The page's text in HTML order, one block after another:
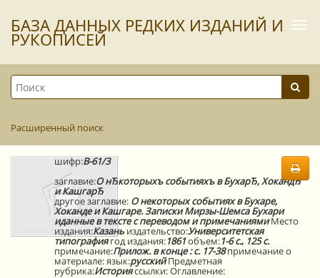
БАЗА ДАННЫХ РЕДКИХ ИЗДАНИЙ И
РУКОПИСЕЙ
Расширенный поиск
шифр:В-61/3
заглавие:О нЂкоторыхъ событияхъ в БухарЂ, ХокандЂ
и КашгарЂ
другое заглавие: О некоторых событиях в Бухаре,
Хоканде и Кашгаре. Записки Мирзы-Шемса Бухари
иданные в тексте с переводом и примечаниямиМесто
издания:Казаньиздательство:Университетская
типографиягод издания:1861объем:1-6 с., 125 с.
примечание:Прилож. в конце : с. 17-38примечание о
материале:язык:русскийПредметная
рубрика:Историяссылки:Оглавление: